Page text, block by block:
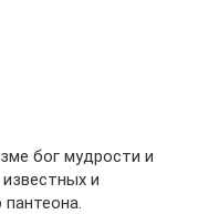
бог мудрости и
и